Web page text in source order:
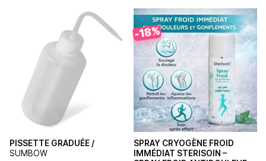
PISSETTE GRADUÉE /
SUMBOW
-18%
SPRAY CRYOGÈNE FROID
IMMÉDIAT STERISOIN –